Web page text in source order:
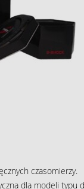
czasomierzy.
dla modeli typu